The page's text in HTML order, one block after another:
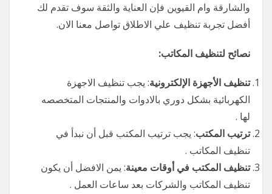
والشارقة وام القيوين فإن العناية والثقة سوف تقدم لك
أفضل تجربة تنظيف علي الاطلاق تواصل معنا الان.
نصائح لتنظيف المكاتب:
تنظيف الأجهزة الإلكترونية: يجب تنظيف الاجهزة
الكهربائية بشكل دوري بالادوات والمنتجات المتخصصه
لها .
ترتيب المكتب: يجب ترتيب المكتب قبل أن نبدأ في
تنظيف المكاتب .
تنظيف المكتب في أوقات معينة: يمن الافضل أن يكون
تنظيف المكاتب والشركات بعد ساعات العمل .